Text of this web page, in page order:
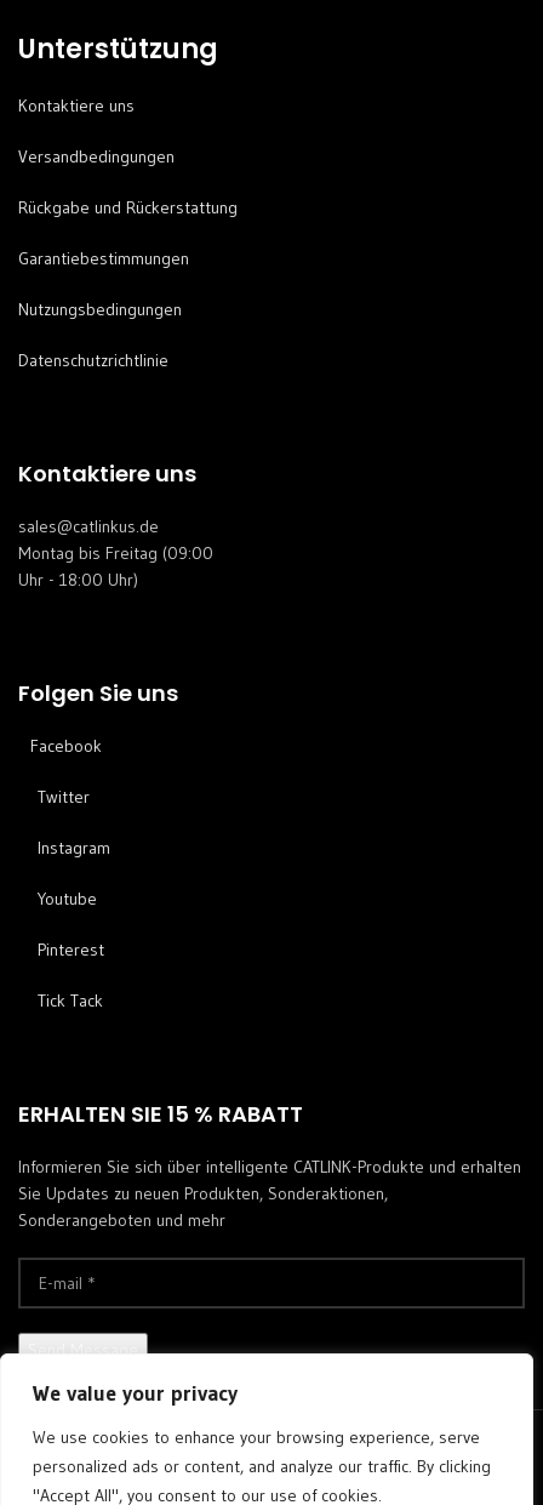
We value your privacy
We use cookies to enhance your browsing experience, serve
personalized ads or content, and analyze our traffic. By clicking
"Accept All", you consent to our use of cookies.
Unterstützung
Kontaktiere uns
Versandbedingungen
Rückgabe und Rückerstattung
Garantiebestimmungen
Nutzungsbedingungen
Datenschutzrichtlinie
Kontaktiere uns
sales@catlinkus.de
Montag bis Freitag (09:00
Uhr - 18:00 Uhr)
Folgen Sie uns
Facebook
Twitter
Instagram
Youtube
Pinterest
Tick ​​Tack
ERHALTEN SIE 15 % RABATT
Informieren Sie sich über intelligente CATLINK-Produkte und erhalten
Sie Updates zu neuen Produkten, Sonderaktionen,
Sonderangeboten und mehr
Copyright © 2023 catlinkus®. All Rights Reserved.